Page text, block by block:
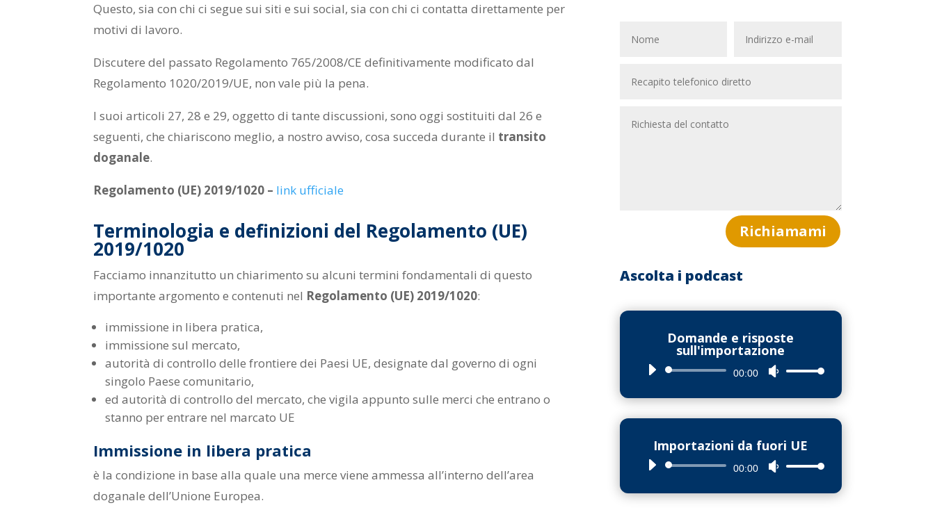
Questo, sia con chi ci segue sui siti e sui social, sia con chi ci contatta direttamente per
motivi di lavoro.
Discutere del passato Regolamento 765/2008/CE definitivamente modificato dal
Regolamento 1020/2019/UE, non vale più la pena.
I suoi articoli 27, 28 e 29, oggetto di tante discussioni, sono oggi sostituiti dal 26 e
seguenti, che chiariscono meglio, a nostro avviso, cosa succeda durante il transito
doganale.
Regolamento (UE) 2019/1020 – link ufficiale
Terminologia e definizioni del Regolamento (UE)
2019/1020
Facciamo innanzitutto un chiarimento su alcuni termini fondamentali di questo
importante argomento e contenuti nel Regolamento (UE) 2019/1020:
immissione in libera pratica,
immissione sul mercato,
autorità di controllo delle frontiere dei Paesi UE, designate dal governo di ogni
singolo Paese comunitario,
ed autorità di controllo del mercato, che vigila appunto sulle merci che entrano o
stanno per entrare nel marcato UE
Immissione in libera pratica
è la condizione in base alla quale una merce viene ammessa all’interno dell’area
doganale dell’Unione Europea.
Richiamami
Ascolta i podcast
Domande e risposte
sull'importazione
Audio
00:00
Usa
su/giù
per
Importazioni da fuori UE
Audio
00:00
Usa